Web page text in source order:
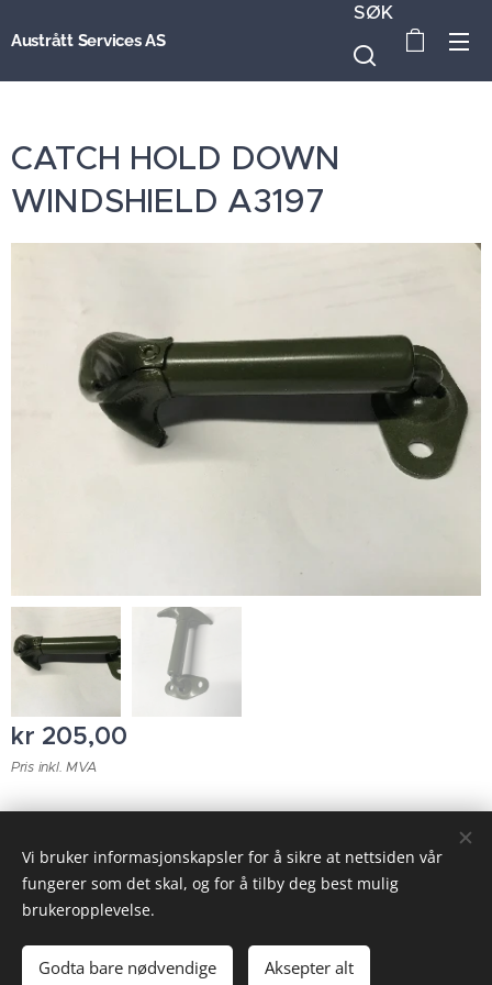
Austrått Services AS
SØK
CATCH HOLD DOWN
WINDSHIELD A3197
kr 205,00
Pris inkl. MVA
Legg til i handlekurven
© 2023 Alle rettigheter forbeholdt
Informasjonskapsler
Vi bruker informasjonskapsler for å sikre at nettsiden vår
fungerer som det skal, og for å tilby deg best mulig
brukeropplevelse.
Godta bare nødvendige Aksepter alt